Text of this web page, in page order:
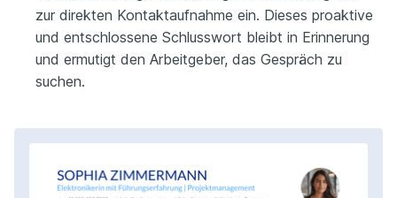
zur direkten Kontaktaufnahme ein. Dieses proaktive
und entschlossene Schlusswort bleibt in Erinnerung
und ermutigt den Arbeitgeber, das Gespräch zu
suchen.